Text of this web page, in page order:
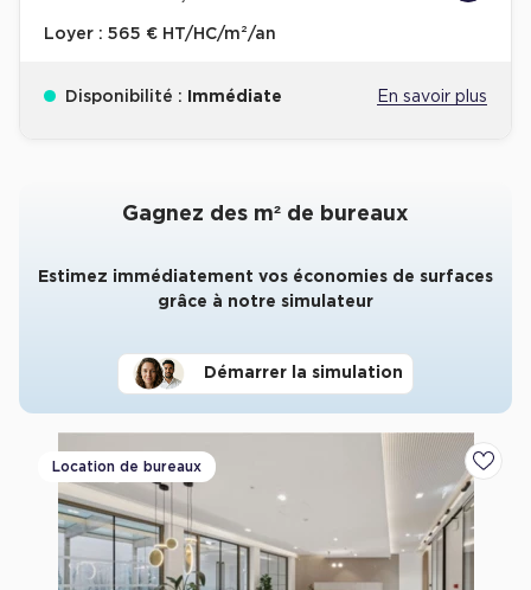
Loyer : 565 € HT/HC/m²/an
Disponibilité : Immédiate En savoir plus
Gagnez des m² de bureaux
Estimez immédiatement vos économies de surfaces
grâce à notre simulateur
Démarrer la simulation
Location de bureaux